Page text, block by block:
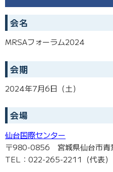
会名
MRSAフォーラム2024
会期
2024年7月6日（土）
会場
仙台国際センター
〒980-0856 宮城県仙台市青
TEL：022-265-2211（代表）